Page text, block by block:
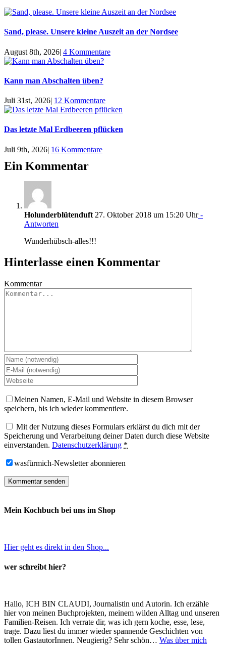
Sand, please. Unsere kleine Auszeit an der Nordsee
August 8th, 2026| 4 Kommentare
Kann man Abschalten üben?
Juli 31st, 2026| 12 Kommentare
Das letzte Mal Erdbeeren pflücken
Juli 9th, 2026| 16 Kommentare
Ein Kommentar
Holunderblütenduft 27. Oktober 2018 um 15:20 Uhr-
Antworten
Wunderhübsch-alles!!!
Hinterlasse einen Kommentar
Kommentar
Meinen Namen, E-Mail und Website in diesem Browser
speichern, bis ich wieder kommentiere.
Mit der Nutzung dieses Formulars erklärst du dich mit der
Speicherung und Verarbeitung deiner Daten durch diese Website
einverstanden. Datenschutzerklärung *
wasfürmich-Newsletter abonnieren
Mein Kochbuch bei uns im Shop
Hier geht es direkt in den Shop...
wer schreibt hier?
Hallo, ICH BIN CLAUDI, Journalistin und Autorin. Ich erzähle
hier von meinen Buchprojekten, meinem wilden Alltag und unseren
Familien-Reisen. Ich verrate dir, was ich gern koche, esse, lese,
trage. Dazu liest du immer wieder spannende Geschichten von
tollen GastautorInnen. Neugierig? Sehr schön… Was über mich